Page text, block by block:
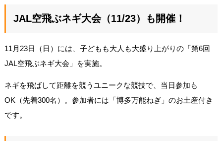
JAL空飛ぶネギ大会（11/23）も開催！
11月23日（日）には、子どもも大人も大盛り上がりの「第6回
JAL空飛ぶネギ大会」を実施。
ネギを飛ばして距離を競うユニークな競技で、当日参加も
OK（先着300名）。参加者には「博多万能ねぎ」のお土産付き
です。